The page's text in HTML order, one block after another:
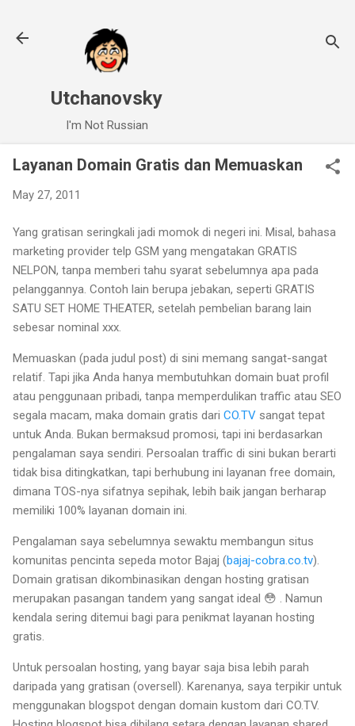
Utchanovsky
I'm Not Russian
Layanan Domain Gratis dan Memuaskan
May 27, 2011
Yang gratisan seringkali jadi momok di negeri ini. Misal, bahasa
marketing provider telp GSM yang mengatakan GRATIS
NELPON, tanpa memberi tahu syarat sebelumnya apa pada
pelanggannya. Contoh lain berupa jebakan, seperti GRATIS
SATU SET HOME THEATER, setelah pembelian barang lain
sebesar nominal xxx.
Memuaskan (pada judul post) di sini memang sangat-sangat
relatif. Tapi jika Anda hanya membutuhkan domain buat profil
atau penggunaan pribadi, tanpa memperdulikan traffic atau SEO
segala macam, maka domain gratis dari CO.TV sangat tepat
untuk Anda. Bukan bermaksud promosi, tapi ini berdasarkan
pengalaman saya sendiri. Persoalan traffic di sini bukan berarti
tidak bisa ditingkatkan, tapi berhubung ini layanan free domain,
dimana TOS-nya sifatnya sepihak, lebih baik jangan berharap
memiliki 100% layanan domain ini.
Pengalaman saya sebelumnya sewaktu membangun situs
komunitas pencinta sepeda motor Bajaj (bajaj-cobra.co.tv).
Domain gratisan dikombinasikan dengan hosting gratisan
merupakan pasangan tandem yang sangat ideal 😳 . Namun
kendala sering ditemui bagi para penikmat layanan hosting
gratis.
Untuk persoalan hosting, yang bayar saja bisa lebih parah
daripada yang gratisan (oversell). Karenanya, saya terpikir untuk
menggunakan blogspot dengan domain kustom dari CO.TV.